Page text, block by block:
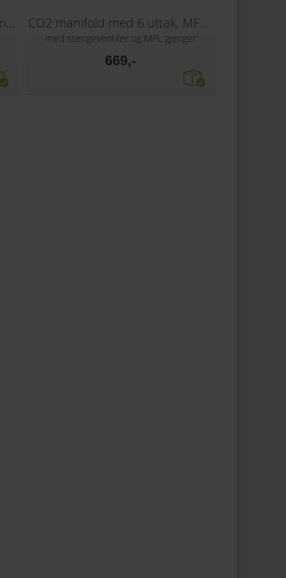
CO2 manifold med 6 uttak, 7 mm nippel CO2 manifold med 6 uttak, MFL gjenger
med stengeventiler og MFL gjenger
669,-